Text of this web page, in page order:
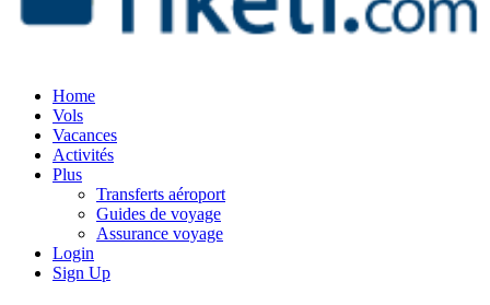
Home
Vols
Vacances
Activités
Plus
Transferts aéroport
Guides de voyage
Assurance voyage
Login
Sign Up